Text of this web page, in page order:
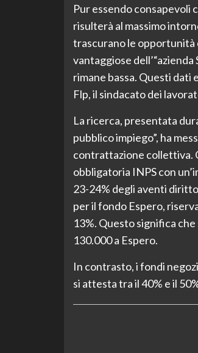
Pur essendo consapevoli
risulterà al massimo
trascurano le
vantaggiose
rimane bassa. Questi dati
Flp, il sindacato dei
La ricerca, presentata
pubblico impiego”, ha
contrattazione collettiva.
obbligatoria INPS con
23-24% degli aventi
per il fondo Espero,
13%. Questo significa
130.000 a Espero.
In contrasto, i fondi
si attesta tra il 40% e il